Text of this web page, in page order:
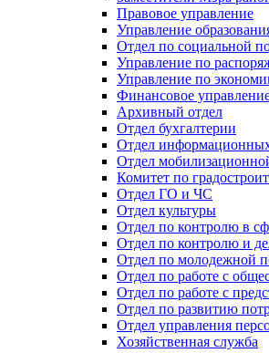
Правовое управление
Управление
Отдел по социальной
Управление по
Управление по
Финансовое
Архивный отдел
Отдел бухгалтерии
Отдел
Отдел
Комитет по
Отдел ГО и ЧС
Отдел культуры
Отдел по контролю в
Отдел по контролю и
Отдел по молодежной
Отдел по работе с
Отдел по работе с
Отдел по развитию
Отдел управления
Хозяйственная служба